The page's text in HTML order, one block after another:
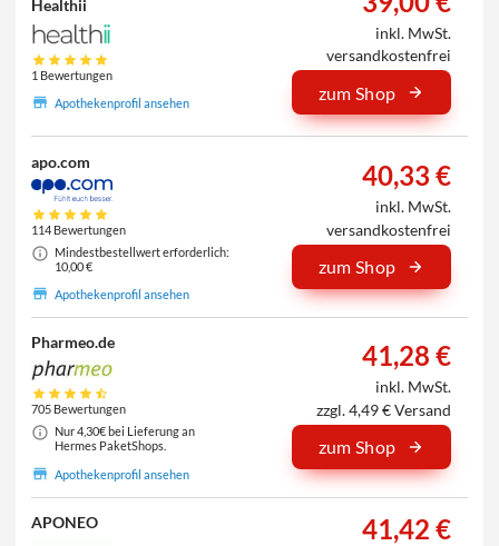
Healthii
1 Bewertungen
Apothekenprofil ansehen
inkl. MwSt.
versandkostenfrei
zum Shop
apo.com
114 Bewertungen
Mindestbestellwert erforderlich:
10,00 €
Apothekenprofil ansehen
40,33 €
inkl. MwSt.
versandkostenfrei
zum Shop
Pharmeo.de
705 Bewertungen
Nur 4,30€ bei Lieferung an
Hermes PaketShops.
Apothekenprofil ansehen
41,28 €
inkl. MwSt.
zzgl. 4,49 € Versand
zum Shop
APONEO 41,42 €